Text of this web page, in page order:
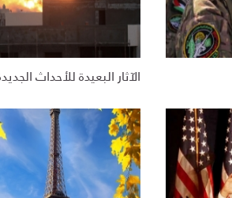
الآثار البعيدة للأحداث